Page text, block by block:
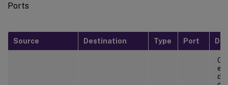
Ports
Source Destination Type Port